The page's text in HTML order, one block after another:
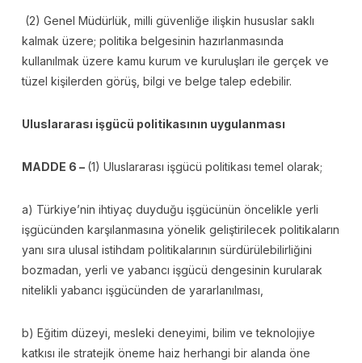
(2) Genel Müdürlük, milli güvenliğe ilişkin hususlar saklı
kalmak üzere; politika belgesinin hazırlanmasında
kullanılmak üzere kamu kurum ve kuruluşları ile gerçek ve
tüzel kişilerden görüş, bilgi ve belge talep edebilir.
Uluslararası işgücü politikasının uygulanması
MADDE 6 – (1) Uluslararası işgücü politikası temel olarak;
a) Türkiye’nin ihtiyaç duyduğu işgücünün öncelikle yerli
işgücünden karşılanmasına yönelik geliştirilecek politikaların
yanı sıra ulusal istihdam politikalarının sürdürülebilirliğini
bozmadan, yerli ve yabancı işgücü dengesinin kurularak
nitelikli yabancı işgücünden de yararlanılması,
b) Eğitim düzeyi, mesleki deneyimi, bilim ve teknolojiye
katkısı ile stratejik öneme haiz herhangi bir alanda öne